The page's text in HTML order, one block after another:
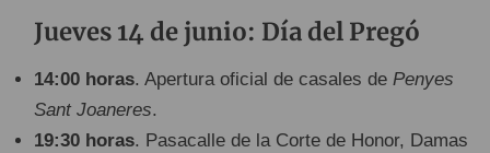
Jueves 14 de junio: Día del Pregó
14:00 horas. Apertura oficial de casales de Penyes
Sant Joaneres.
19:30 horas. Pasacalle de la Corte de Honor, Damas